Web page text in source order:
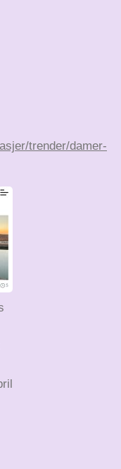
trender/damer-